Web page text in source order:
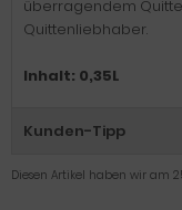
überragendem
Quittenliebhaber.
Inhalt: 0,35L
Kunden-Tipp
Diesen Artikel haben wir am